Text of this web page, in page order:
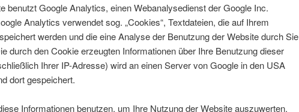
benutzt Google Analytics, einen Webanalysedienst der Google Inc.
Analytics verwendet sog. „Cookies“, Textdateien, die auf Ihrem
werden und die eine Analyse der Benutzung der Website durch Sie
durch den Cookie erzeugten Informationen über Ihre Benutzung dieser
Ihrer IP-Adresse) wird an einen Server von Google in den USA
dort gespeichert.
Informationen benutzen, um Ihre Nutzung der Website auszuwerten,